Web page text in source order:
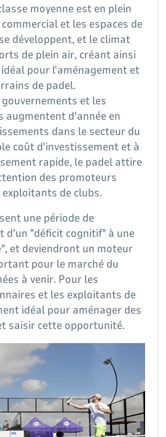
moyenne est en plein
et les espaces de
développent, et le climat
de plein air, créant ainsi
pour l'aménagement et
de padel.
et les
augmentent d'année en
dans le secteur du
coût d'investissement et à
rapide, le padel attire
des promoteurs
de clubs.
une période de
d'un "déficit cognitif" à une
et deviendront un moteur
pour le marché du
à venir. Pour les
et les exploitants de
idéal pour aménager des
saisir cette opportunité.